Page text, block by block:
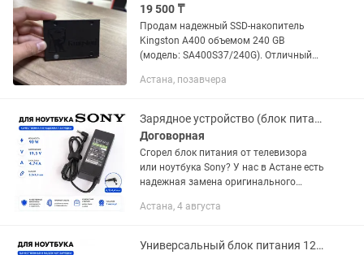
19 500 ₸
Продам надежный SSD-накопитель
Kingston A400 объемом 240 GB
(модель: SA400S37/240G). Отличный
ноутбука, под установку системы
Состояние и...
Астана, позавчера
Зарядное устройство (блок питания) для телевизора и ноутбука Sony
Договорная
Сгорел блок питания от телевизора
или ноутбука Sony? У нас в Астане есть
надежная замена оригинального
4.74A со стандартным штекером со
Астана, 4 августа
Универсальный блок питания 12V 5A 60W 5.5х2.5 мм для мониторов и техники